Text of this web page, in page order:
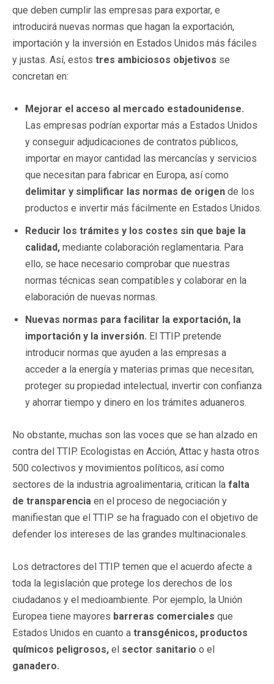
que deben cumplir las empresas para exportar, e
introducirá nuevas normas que hagan la exportación,
importación y la inversión en Estados Unidos más fáciles
y justas. Así, estos tres ambiciosos objetivos se
concretan en:
Mejorar el acceso al mercado estadounidense.
Las empresas podrían exportar más a Estados Unidos
y conseguir adjudicaciones de contratos públicos,
importar en mayor cantidad las mercancías y servicios
que necesitan para fabricar en Europa, así como
delimitar y simplificar las normas de origen de los
productos e invertir más fácilmente en Estados Unidos.
Reducir los trámites y los costes sin que baje la
calidad, mediante colaboración reglamentaria. Para
ello, se hace necesario comprobar que nuestras
normas técnicas sean compatibles y colaborar en la
elaboración de nuevas normas.
Nuevas normas para facilitar la exportación, la
importación y la inversión. El TTIP pretende
introducir normas que ayuden a las empresas a
acceder a la energía y materias primas que necesitan,
proteger su propiedad intelectual, invertir con confianza
y ahorrar tiempo y dinero en los trámites aduaneros.
No obstante, muchas son las voces que se han alzado en
contra del TTIP. Ecologistas en Acción, Attac y hasta otros
500 colectivos y movimientos políticos, así como
sectores de la industria agroalimentaria, critican la falta
de transparencia en el proceso de negociación y
manifiestan que el TTIP se ha fraguado con el objetivo de
defender los intereses de las grandes multinacionales.
Los detractores del TTIP temen que el acuerdo afecte a
toda la legislación que protege los derechos de los
ciudadanos y el medioambiente. Por ejemplo, la Unión
Europea tiene mayores barreras comerciales que
Estados Unidos en cuanto a transgénicos, productos
químicos peligrosos, el sector sanitario o el
ganadero.